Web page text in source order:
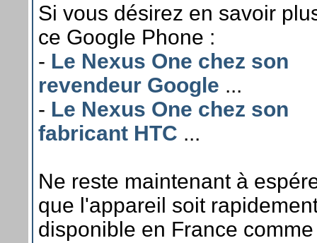
Si vous désirez en savoir
ce Google Phone :
- Le Nexus One chez son
revendeur Google ...
- Le Nexus One chez son
fabricant HTC ...
Ne reste maintenant à
que l'appareil soit
disponible en France